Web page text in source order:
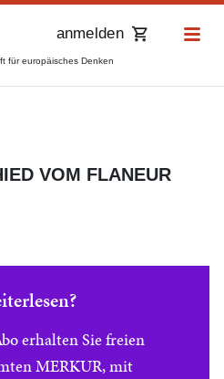
für europäisches Denken
anmelden
VOM FLANEUR
erhalten Sie freien
MERKUR, mit